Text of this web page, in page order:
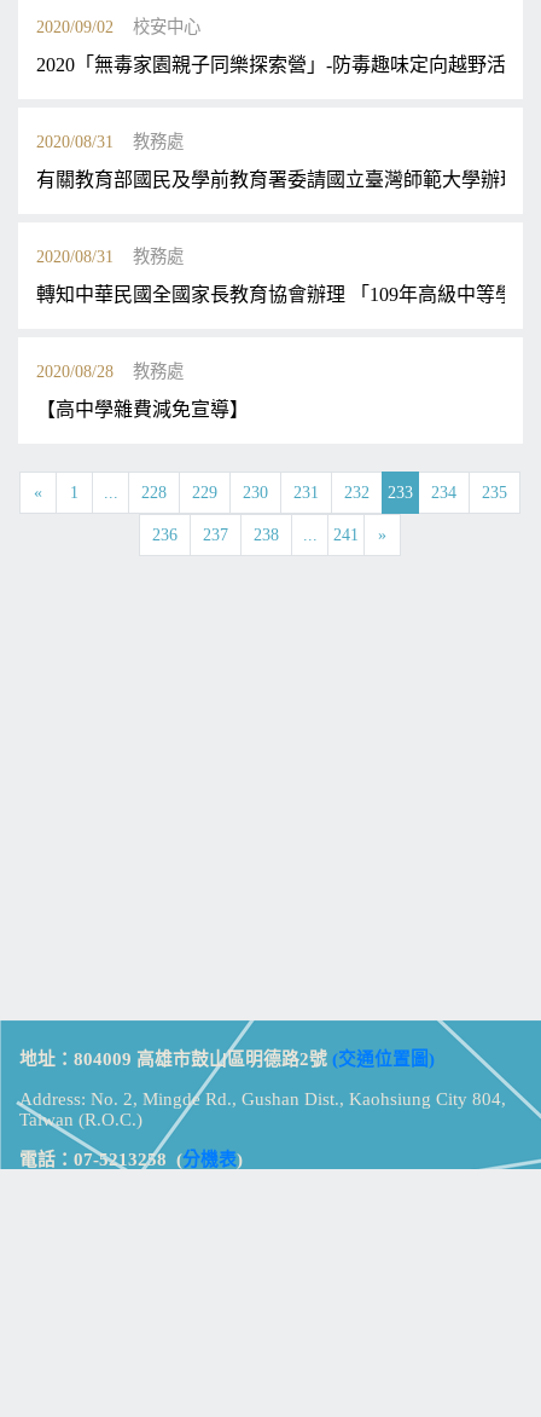
2020/09/02 校安中心
2020「無毒家園親子同樂探索營」-防毒趣味定向越野活動
2020/08/31 教務處
有關教育部國民及學前教育署委請國立臺灣師範大學辦理
2020/08/31 教務處
轉知中華民國全國家長教育協會辦理 「109年高級中等學
2020/08/28 教務處
【高中學雜費減免宣導】
« 1 ... 228 229 230 231 232 233 234 235
236 237 238 ... 241 »
地址：804009 高雄市鼓山區明德路2號 (交通位置圖)
Address: No. 2, Mingde Rd., Gushan Dist., Kaohsiung City 804,
Taiwan (R.O.C.)
電話：07-5213258 (分機表)